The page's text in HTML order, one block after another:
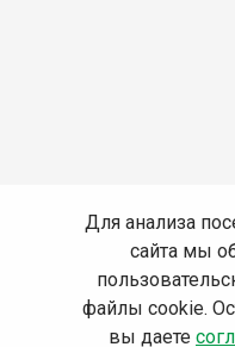
Для анализа
сайта мы
файлы cookie.
вы даете